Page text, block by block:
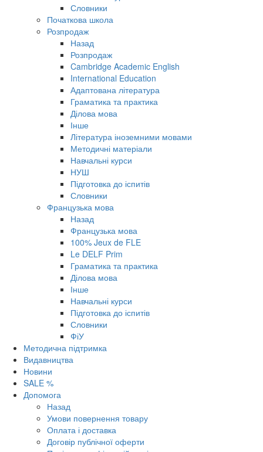
Словники
Початкова школа
Розпродаж
Назад
Розпродаж
Cambridge Academic English
International Education
Адаптована література
Граматика та практика
Ділова мова
Інше
Література іноземними мовами
Методичні матеріали
Навчальні курси
НУШ
Підготовка до іспитів
Словники
Французька мова
Назад
Французька мова
100% Jeux de FLE
Le DELF Prim
Граматика та практика
Ділова мова
Інше
Навчальні курси
Підготовка до іспитів
Словники
ФіУ
Методична підтримка
Видавництва
Новини
SALE %
Допомога
Назад
Умови повернення товару
Оплата і доставка
Договір публічної оферти